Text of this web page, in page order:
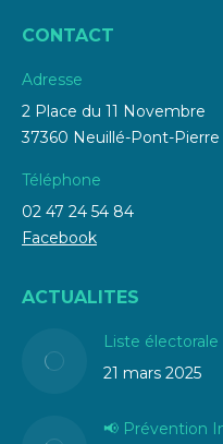
CONTACT
Adresse
2 Place du 11 Novembre
37360 Neuillé-Pont-Pierre
Téléphone
02 47 24 54 84
Facebook
ACTUALITES
Liste
21 mars 2025
📢 Prévention